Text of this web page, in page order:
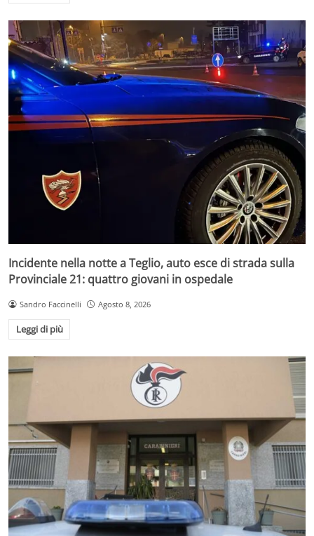
Incidente nella notte a Teglio, auto esce di strada sulla
Provinciale 21: quattro giovani in ospedale
Sandro Faccinelli Agosto 8, 2026
Leggi di più